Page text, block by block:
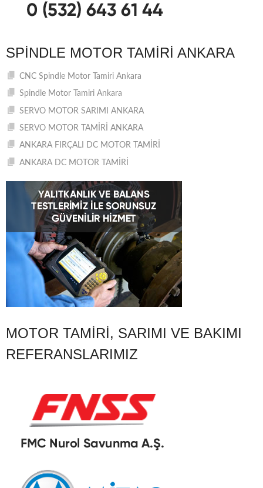
SPINDLE MOTOR TAMIRI ANKARA
CNC Spindle Motor Tamiri Ankara
Spindle Motor Tamiri Ankara
SERVO MOTOR SARIMI ANKARA
SERVO MOTOR TAMİRİ ANKARA
ANKARA FIRÇALI DC MOTOR TAMİRİ
ANKARA DC MOTOR TAMİRİ
MOTOR TAMIRI, SARIMI VE BAKIMI
REFERANSLARIMIZ